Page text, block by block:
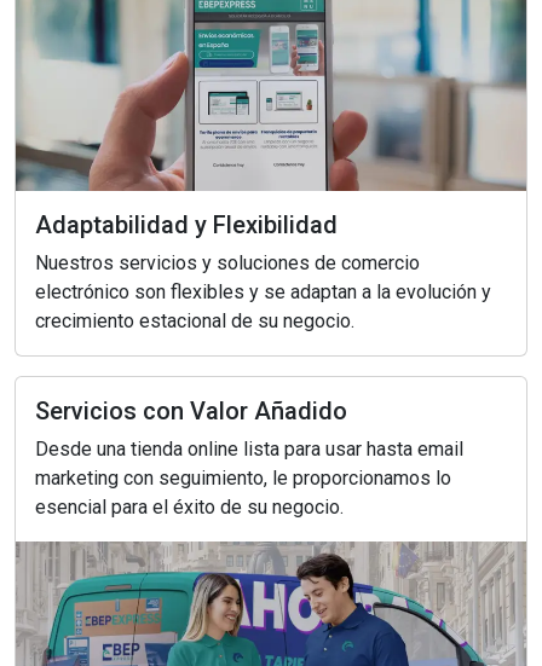
Adaptabilidad y Flexibilidad
Nuestros servicios y soluciones de comercio
electrónico son flexibles y se adaptan a la evolución y
crecimiento estacional de su negocio.
Servicios con Valor Añadido
Desde una tienda online lista para usar hasta email
marketing con seguimiento, le proporcionamos lo
esencial para el éxito de su negocio.